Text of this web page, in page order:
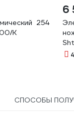
254 мм,
K
6
СПОСОБЫ